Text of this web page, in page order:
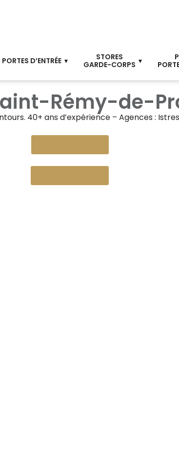
PORTES D’ENTRÉE
STORES
GARDE-CORPS
Rémy-de-
40+ ans d’expérience – Agences :